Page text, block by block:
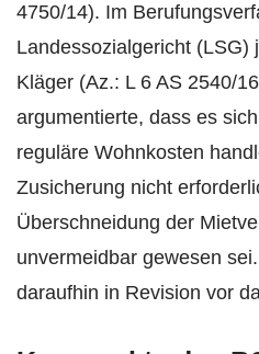
4750/14). Im
Landessozialgericht (LSG)
Kläger (Az.: L 6 AS 2540/
argumentierte, dass es
reguläre Wohnkosten
Zusicherung nicht
Überschneidung der
unvermeidbar gewesen
daraufhin in Revision vor